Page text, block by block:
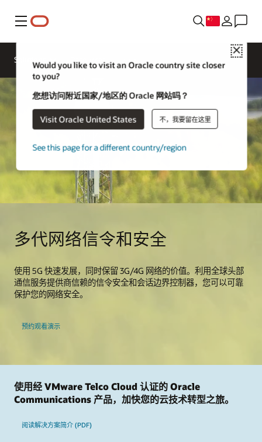
菜单
Close
Would you like to visit an Oracle country site closer
to you?
您想访问附近国家/地区的 Oracle 网站吗？
Visit Oracle United States 不，我要留在这里
See this page for a different country/region
Solutions Resources
多代网络信令和安全
使用 5G 快速发展，同时保留 3G/4G 网络的价值。利用全球头部
通信服务提供商信赖的信令安全和会话边界控制器，您可以可靠
保护您的网络安全。
预约观看演示
使用经 VMware Telco Cloud 认证的 Oracle
Communications 产品，加快您的云技术转型之旅。
阅读解决方案简介 (PDF)